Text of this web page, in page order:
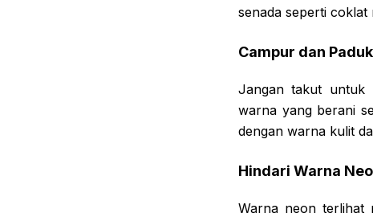
senada seperti coklat
Campur dan
Jangan takut untuk
warna yang berani
dengan warna kulit
Hindari Warna
Warna neon terlihat